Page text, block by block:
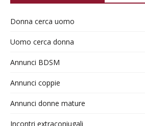
Donna cerca uomo
Uomo cerca donna
Annunci BDSM
Annunci coppie
Annunci donne mature
Incontri extraconiugali